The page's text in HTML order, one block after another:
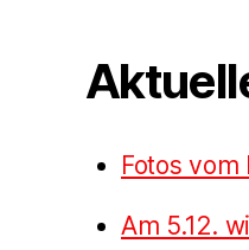
Fotos vom
Am 5.12.